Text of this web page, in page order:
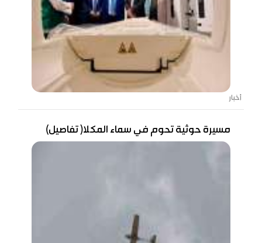
أخبار
مسيرة حوثية تحوم في سماء المكلا( تفاصيل)